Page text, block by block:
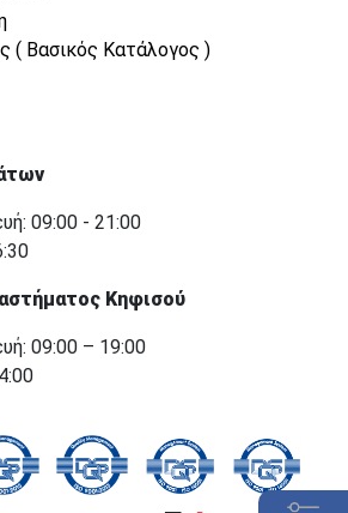
( Βασικός Κατάλογος )
09:00 - 21:00
Κηφισού
09:00 – 19:00